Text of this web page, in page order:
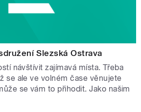
Slezská Ostrava
návštívit zajímavá místa. Třeba
se ale ve volném čase věnujete
se vám to přihodit. Jako našim